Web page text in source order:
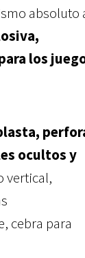
absoluto
los
ocultos y
vertical,
cebra para